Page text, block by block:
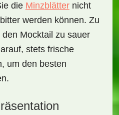
die Minzblätternicht
werden können. Zu
Mocktail zu sauer
stets frische
um den besten